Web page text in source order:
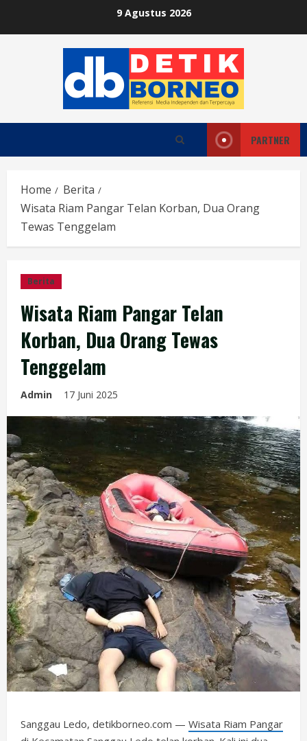
9 Agustus 2026
PARTNER
Home
Berita
Wisata Riam Pangar Telan Korban, Dua Orang
Tewas Tenggelam
Berita
Wisata Riam Pangar Telan
Korban, Dua Orang Tewas
Tenggelam
Admin 17 Juni 2025
Sanggau Ledo, detikborneo.com — Wisata Riam Pangar